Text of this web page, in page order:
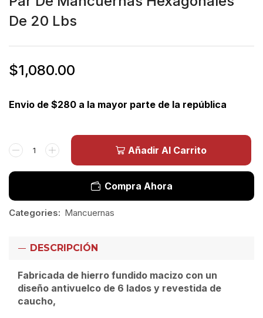
De 20 Lbs
$1,080.00
Envio de $280 a la mayor parte de la república
Añadir Al Carrito
Compra Ahora
Categories: Mancuernas
DESCRIPCIÓN
Fabricada de hierro fundido macizo con un
diseño antivuelco de 6 lados y revestida de
caucho,